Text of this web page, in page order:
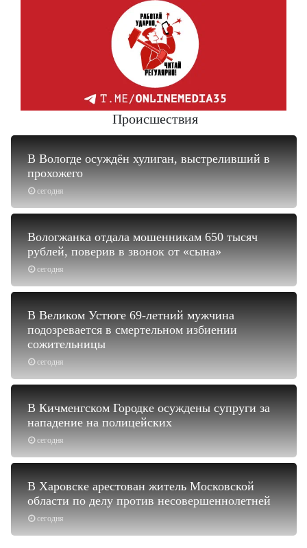
Происшествия
сегодня
В Вологде осуждён хулиган, выстреливший в
прохожего
сегодня
Вологжанка отдала мошенникам 650 тысяч
рублей, поверив в звонок от «сына»
сегодня
В Великом Устюге 69-летний мужчина
подозревается в смертельном избиении
сожительницы
сегодня
В Кичменгском Городке осуждены супруги за
нападение на полицейских
сегодня
В Харовске арестован житель Московской
области по делу против несовершеннолетней